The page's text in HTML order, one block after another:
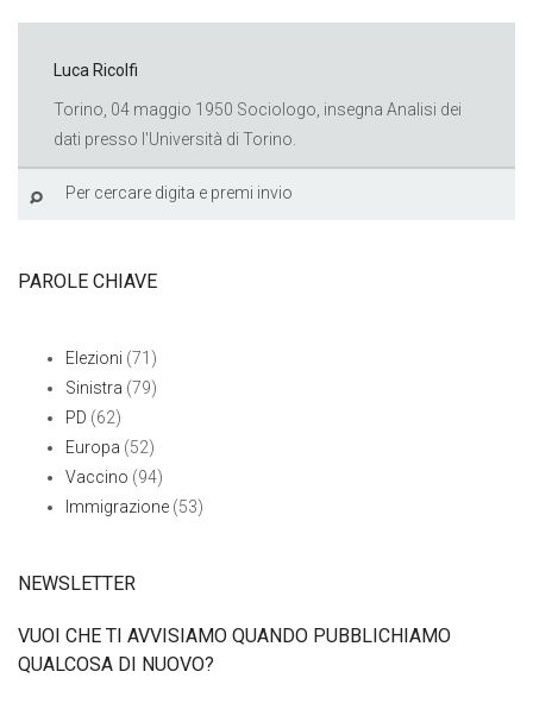
Luca Ricolfi
Torino, 04 maggio 1950 Sociologo, insegna Analisi dei
dati presso l'Università di Torino.
PAROLE CHIAVE
Elezioni (71)
Sinistra (79)
PD (62)
Europa (52)
Vaccino (94)
Immigrazione (53)
NEWSLETTER
VUOI CHE TI AVVISIAMO QUANDO PUBBLICHIAMO
QUALCOSA DI NUOVO?